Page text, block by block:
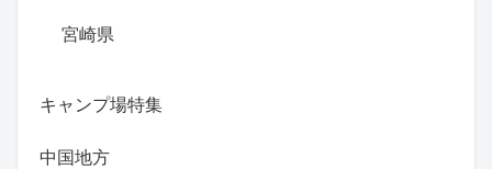
宮崎県
キャンプ場特集
中国地方